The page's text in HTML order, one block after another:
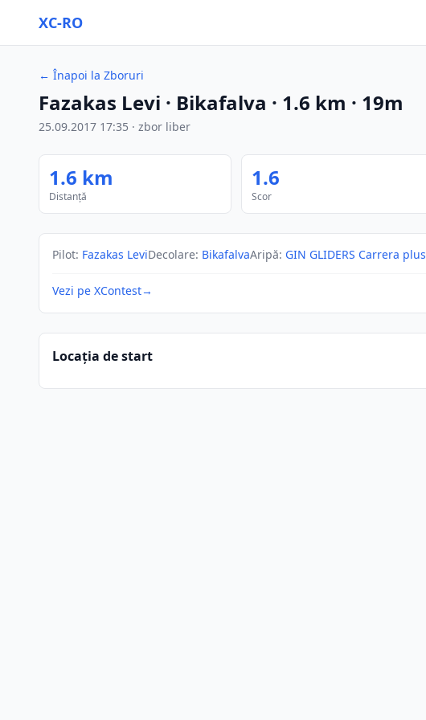
XC-RO
← Înapoi la Zboruri
Fazakas Levi · Bikafalva · 1.6 km · 19m
25.09.2017 17:35 · zbor liber
1.6 km
Distanță
1.6
Scor
Pilot: Fazakas LeviDecolare: BikafalvaAripă: GIN GLIDERS Carrera plus
Vezi pe XContest→
Locația de start